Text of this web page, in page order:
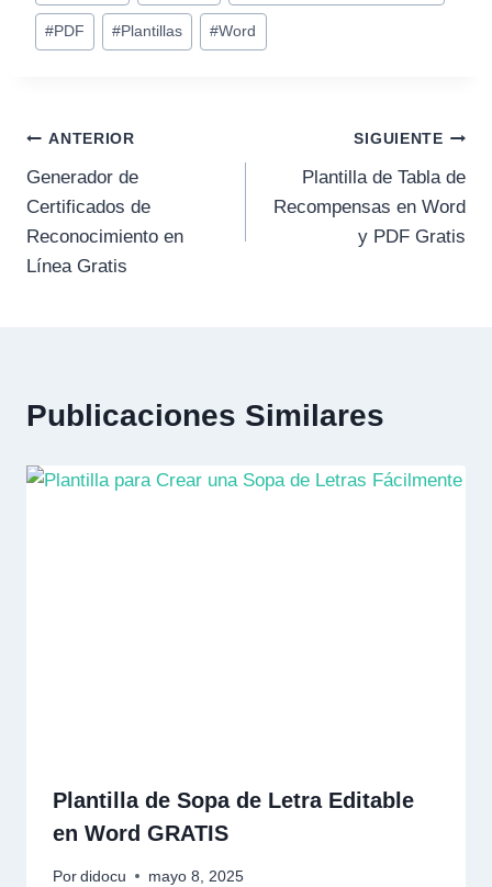
#PDF #Plantillas #Word
ANTERIOR
Generador de
Certificados de
Reconocimiento en
Línea Gratis
SIGUIENTE
Plantilla de Tabla de
Recompensas en Word
y PDF Gratis
Publicaciones Similares
Plantilla de Sopa de Letra Editable
en Word GRATIS
Por didocu mayo 8, 2025